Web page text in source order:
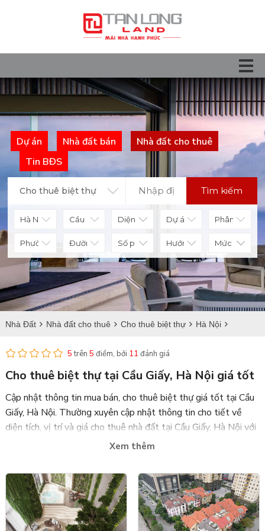
Dự án Nhà đất bán
Nhà đất cho thuê
Tin BĐS
Cho thuê biệt thự Tìm kiếm
Diện tích
Số phòng Hướng nhà Mức giá
Nhà Đất Nhà đất cho thuê Cho thuê biệt thự Hà Nội
Cho thuê biệt thự tại Cầu Giấy
5trên 5 điểm, bởi 11 đánh giá
Cho thuê biệt thự tại Cầu Giấy, Hà Nội giá tốt
Cập nhật thông tin mua bán, cho thuê biệt thự giá tốt tại Cầu
Giấy, Hà Nội. Thường xuyên cập nhật thông tin cho tiết về
diện tích, vị trí và giá cho thuê nhà đất tại Cầu Giấy, Hà Nội với
mua bán và cho thuê với đầy đủ giấy tờ pháp lý, thường xuyên
cập nhật tình hình dự án bán tại Ciputra, Tân Hoàng Minh,
Ngoại Giao Đoàn, Starlake,... và những dự ánbiệt thự cho
thuê tại Cầu Giấy, Hà Nội. Với mức giá hợp lý, nơi đây là địa
Xem thêm